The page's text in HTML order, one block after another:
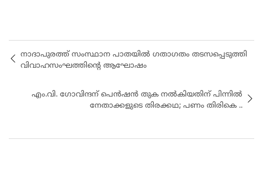
നാദാപുരത്ത് സംസ്ഥാന പാതയിൽ ഗതാഗതം തടസപ്പെടുത്തി
വിവാഹസംഘത്തിന്‍റെ ആഘോഷം
എം.വി. ഗോവിന്ദന് പെൻഷൻ തുക നൽകിയതിന് പിന്നിൽ
നേതാക്കളുടെ തിരക്കഥ; പണം തിരികെ ..